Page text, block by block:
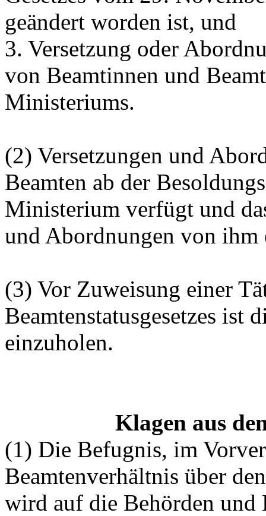
geändert worden ist, und
3. Versetzung oder
von Beamtinnen und
Ministeriums.
(2) Versetzungen und
Beamten ab der
Ministerium verfügt und
und Abordnungen von ihm
(3) Vor Zuweisung einer
Beamtenstatusgesetzes ist
einzuholen.
Klagen aus
(1) Die Befugnis, im
Beamtenverhältnis über
wird auf die Behörden und